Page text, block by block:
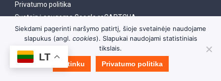
opens
new
opens
new
opens
new
opens
new new
window
Privatumo politika
Svetainė saugoma Google reCAPTCHA
© Vilniaus universiteto Teisės klinika 1998–2019
© Paulius Mockevičius 2019
LT
Siekdami pagerinti naršymo patirtį, šioje svetainėje naudojame
slapukus (angl. cookies). Slapukai naudojami statistiniais
tikslais.
Sutinku
Privatumo politika